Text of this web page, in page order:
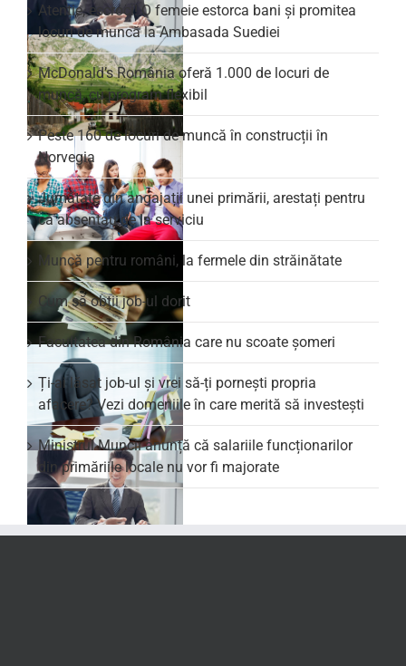
Atenție, escroci! O femeie estorca bani și promitea
locuri de muncă la Ambasada Suediei
McDonald’s România oferă 1.000 de locuri de
muncă, cu program flexibil
Peste 160 de locuri de muncă în construcții în
Norvegia
Jumătate din angajații unei primării, arestați pentru
că absentau de la serviciu
Muncă pentru români, la fermele din străinătate
Cum să obții job-ul dorit
Facultatea din România care nu scoate şomeri
Ți-ai lăsat job-ul și vrei să-ți pornești propria
afacere? Vezi domeniile în care merită să investești
Ministrul Muncii anunță că salariile funcționarilor
din primăriile locale nu vor fi majorate